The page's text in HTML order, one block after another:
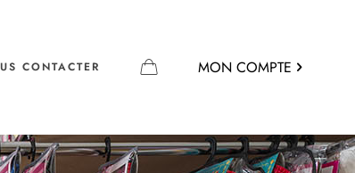
CONTACTER MON COMPTE